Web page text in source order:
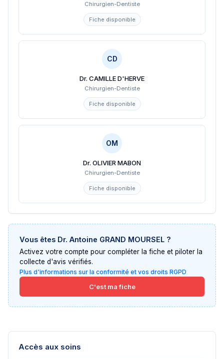
Chirurgien-Dentiste
Fiche disponible
CD
Dr. CAMILLE D'HERVE
Chirurgien-Dentiste
Fiche disponible
OM
Dr. OLIVIER MABON
Chirurgien-Dentiste
Fiche disponible
Vous êtes Dr. Antoine GRAND MOURSEL ?
Activez votre compte pour compléter la fiche et piloter la
collecte d'avis vérifiés.
Plus d'informations sur la conformité et vos droits RGPD
C'est ma fiche
Accès aux soins